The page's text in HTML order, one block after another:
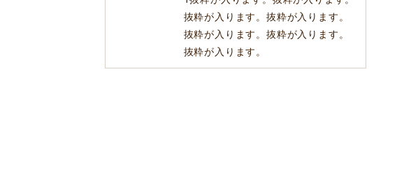
抜粋が入ります。抜粋が入ります。
抜粋が入ります。抜粋が入ります。
抜粋が入ります。